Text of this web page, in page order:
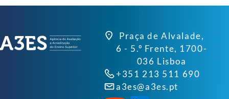
Praça de Alvalade,
6 - 5.º Frente, 1700-
036 Lisboa
+351 213 511 690
a3es@a3es.pt